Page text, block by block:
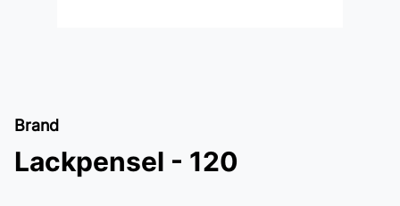
Brand
Lackpensel - 120